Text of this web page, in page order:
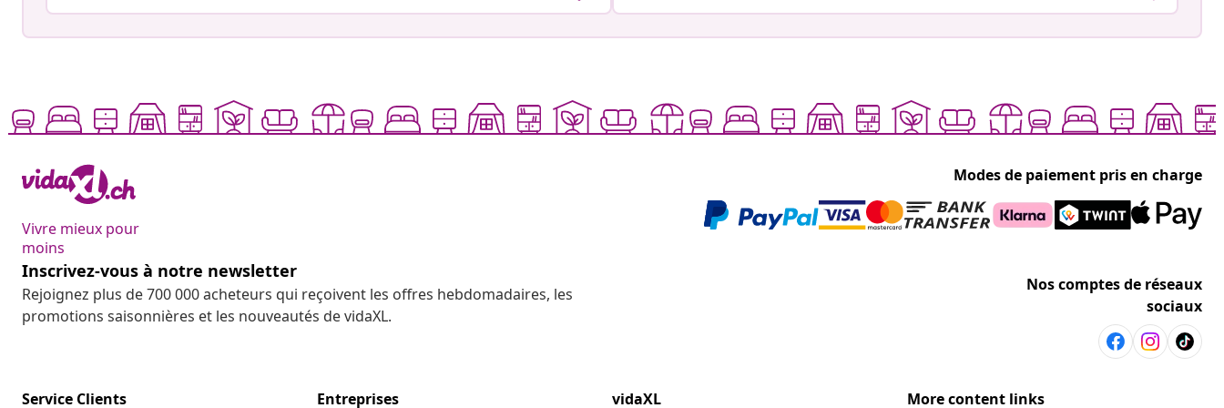
Vivre mieux pour
moins
Modes de paiement pris en charge
Inscrivez-vous à notre newsletter
Rejoignez plus de 700 000 acheteurs qui reçoivent les offres hebdomadaires, les
promotions saisonnières et les nouveautés de vidaXL.
Nos comptes de réseaux
sociaux
Service Clients Entreprises vidaXL More content links